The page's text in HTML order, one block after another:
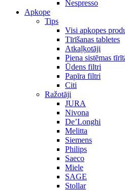
Nespresso
Apkope
Tips
Visi apkopes
Tīrīšanas tabletes
Atkaļķotāji
Piena sistēmas
Ūdens filtri
Papīra filtri
Citi
Ražotāji
JURA
Nivona
De’Longhi
Melitta
Siemens
Philips
Saeco
Miele
SAGE
Stollar